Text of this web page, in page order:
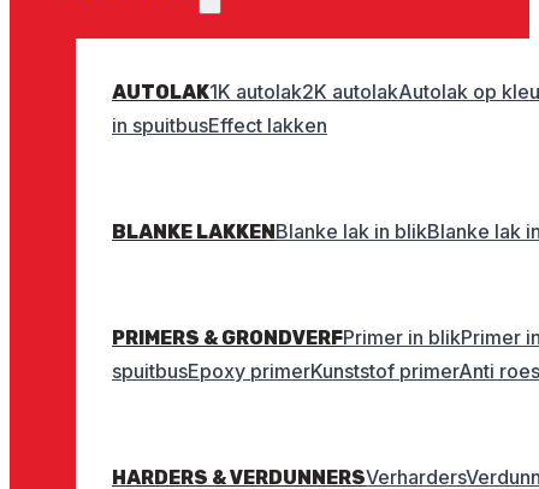
AUTOLAK1K autolak2K autolakAutolak op
in spuitbusEffect lakken
BLANKE LAKKENBlanke lak in blikBlanke lak
PRIMERS & GRONDVERFPrimer in blikPrimer
spuitbusEpoxy primerKunststof primerAnti
HARDERS & VERDUNNERSVerharders